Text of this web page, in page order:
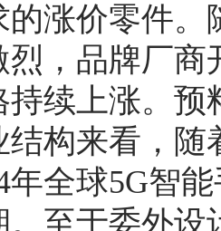
的涨价零件
，品牌厂
续上涨。
构来看，
年全球5G智
至于委外